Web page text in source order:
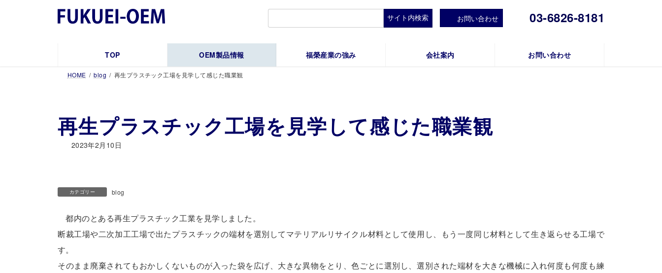
索:
お問い合わせ 03-6826-8181
TOP OEM製品情報 福榮産業の強み 会社案内 お問い合わせ
HOME blog 再生プラスチック工場を見学して感じた職業観
再生プラスチック工場を見学して感じた職業観
2023年2月10日
都内のとある再生プラスチック工業を見学しました。
断裁工場や二次加工工場で出たプラスチックの端材を選別してマテリアルリサイクル材料として使用し、もう一度同じ材料として生き返らせる工場で
す。
そのまま廃棄されてもおかしくないものが入った袋を広げ、大きな異物をとり、色ごとに選別し、選別された端材を大きな機械に入れ何度も何度も練
カテゴリー blog